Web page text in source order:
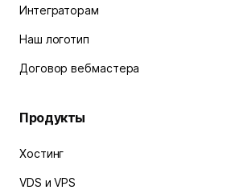
Интеграторам
Наш логотип
Договор вебмастера
Продукты
Хостинг
VDS и VPS